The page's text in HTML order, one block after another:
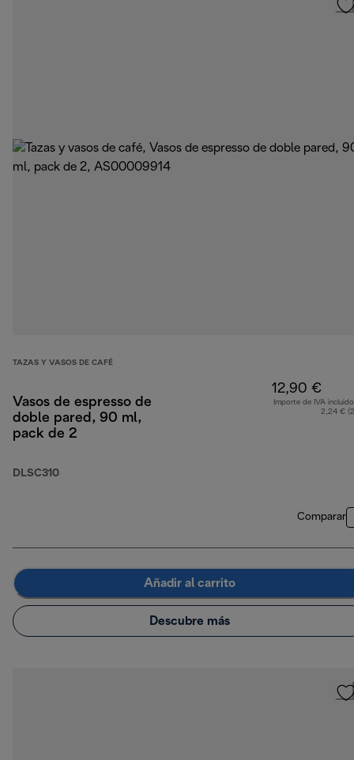
TAZAS Y VASOS DE CAFÉ
Vasos de espresso de
doble pared, 90 ml,
pack de 2
DLSC310
12,90 €
Importe de IVA
2,24 €
Comparar
Añadir al carrito
Descubre más